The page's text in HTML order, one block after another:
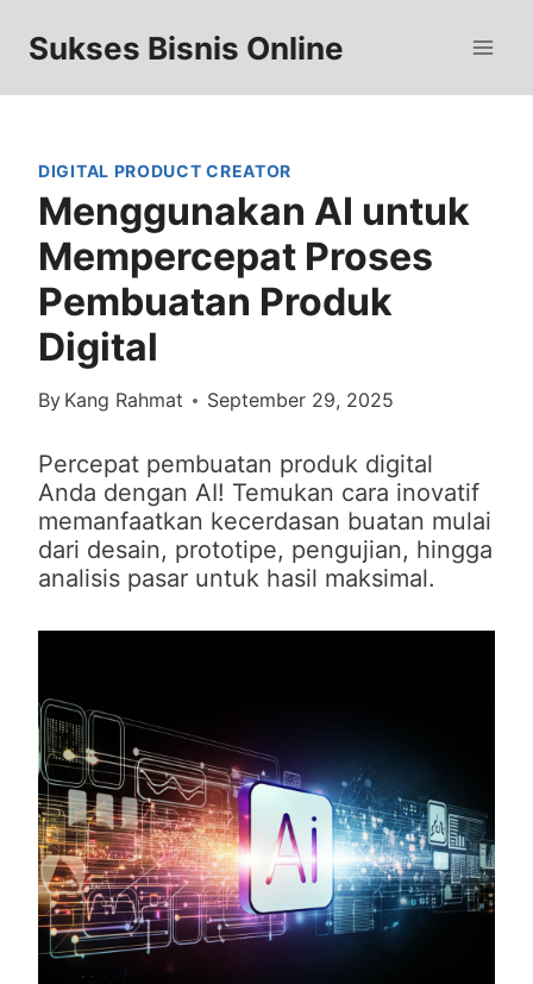
content
Sukses Bisnis Online
DIGITAL PRODUCT CREATOR
Menggunakan AI untuk
Mempercepat Proses
Pembuatan Produk
Digital
By Kang Rahmat September 29, 2025
Percepat pembuatan produk digital
Anda dengan AI! Temukan cara inovatif
memanfaatkan kecerdasan buatan mulai
dari desain, prototipe, pengujian, hingga
analisis pasar untuk hasil maksimal.